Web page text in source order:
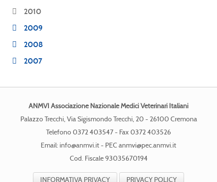
2010
2009
2008
2007
ANMVI Associazione Nazionale Medici Veterinari Italiani
Palazzo Trecchi, Via Sigismondo Trecchi, 20 - 26100 Cremona
Telefono 0372 403547 - Fax 0372 403526
Email: info@anmvi.it- PEC anmvi@pec.anmvi.it
Cod. Fiscale 93035670194
INFORMATIVA PRIVACY PRIVACY POLICY